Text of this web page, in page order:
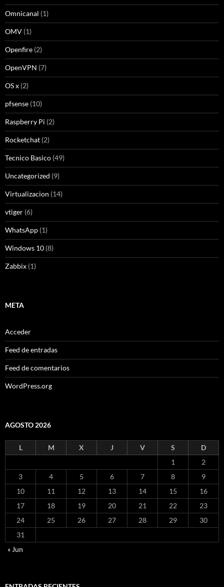
Omnicanal (1)
OMV (1)
Openfire (2)
OpenVPN (7)
OS x (2)
pfsense (10)
Raspberry Pi (2)
Rocketchat (2)
Tecnico Basico (49)
Uncategorized (9)
Virtualizacion (14)
vtiger (6)
WhatsApp (1)
Windows 10 (8)
Zabbix (1)
META
Acceder
Feed de entradas
Feed de comentarios
WordPress.org
AGOSTO 2026
L M X J V S
D
1
2
3
4 5 6 7 8
9
10
11 12 13 14 15
16
17
18 19 20 21 22
23
24
25 26 27 28 29
30
31
« Jun